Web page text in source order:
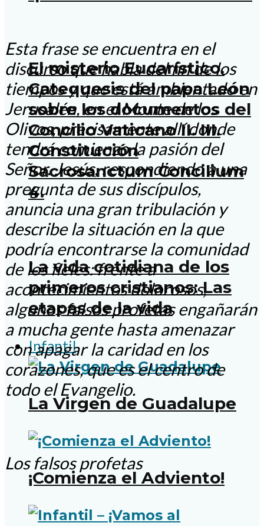
El misterio Eucarístico.
Catequesis del papa León
sobre los documentos del
Concilio Vaticano II. III.
Constitución
Sacrosanctum Concilium
4.
La vida cotidiana de los
primeros cristianos: Las
etapas de la vida
Infantil
La Virgen de Guadalupe
¡Comienza el Adviento!
Esta frase se encuentra en el
discurso que habla del fin de los
tiempos y que está ambientado en
Jerusalén, en el Monte de los
Olivos, precisamente allí donde
tendrá comienzo la pasión del
Señor. Jesús, respondiendo a una
pregunta de sus discípulos,
anuncia una gran tribulación y
describe la situación en la que
podría encontrarse la comunidad
de los fieles: frente a
acontecimientos dolorosos,
algunos falsos profetas engañarán
a mucha gente hasta amenazar
con apagar la caridad en los
corazones, que es el centro de
todo el Evangelio.
Los falsos profetas